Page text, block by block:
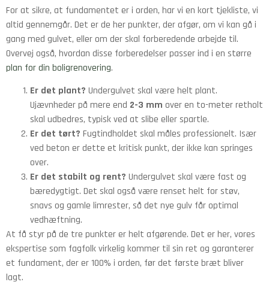
For at sikre, at fundamentet er i orden, har vi en kort tjekliste, vi
altid gennemgår. Det er de her punkter, der afgør, om vi kan gå i
gang med gulvet, eller om der skal forberedende arbejde til.
Overvej også, hvordan disse forberedelser passer ind i en større
plan for din boligrenovering.
Er det plant? Undergulvet skal være helt plant.
Ujævnheder på mere end 2-3 mm over en to-meter retholt
skal udbedres, typisk ved at slibe eller spartle.
Er det tørt? Fugtindholdet skal måles professionelt. Især
ved beton er dette et kritisk punkt, der ikke kan springes
over.
Er det stabilt og rent? Undergulvet skal være fast og
bæredygtigt. Det skal også være renset helt for støv,
snavs og gamle limrester, så det nye gulv får optimal
vedhæftning.
At få styr på de tre punkter er helt afgørende. Det er her, vores
ekspertise som fagfolk virkelig kommer til sin ret og garanterer
et fundament, der er 100% i orden, før det første bræt bliver
lagt.